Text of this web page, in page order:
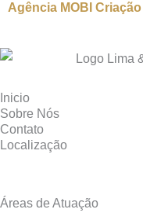
Agência MOBI
Inicio
Sobre Nós
Contato
Localização
Áreas de Atuação